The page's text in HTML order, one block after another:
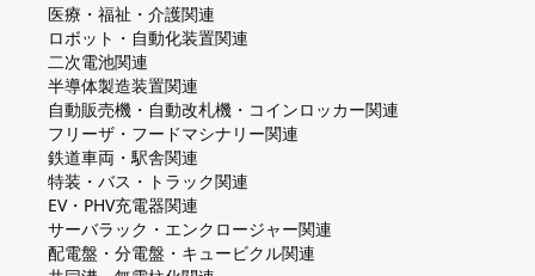
医療・福祉・介護関連
ロボット・自動化装置関連
二次電池関連
半導体製造装置関連
自動販売機・自動改札機・コインロッカー関連
フリーザ・フードマシナリー関連
鉄道車両・駅舎関連
特装・バス・トラック関連
EV・PHV充電器関連
サーバラック・エンクロージャー関連
配電盤・分電盤・キュービクル関連